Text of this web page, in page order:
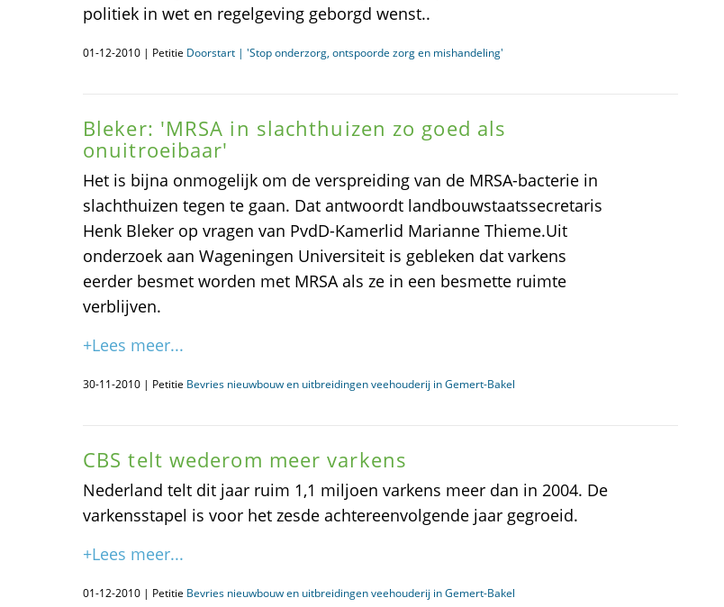
politiek in wet en regelgeving geborgd wenst..
01-12-2010 | Petitie Doorstart | 'Stop onderzorg, ontspoorde zorg en mishandeling'
Bleker: 'MRSA in slachthuizen zo goed als
onuitroeibaar'
Het is bijna onmogelijk om de verspreiding van de MRSA-bacterie in
slachthuizen tegen te gaan. Dat antwoordt landbouwstaatssecretaris
Henk Bleker op vragen van PvdD-Kamerlid Marianne Thieme.Uit
onderzoek aan Wageningen Universiteit is gebleken dat varkens
eerder besmet worden met MRSA als ze in een besmette ruimte
verblijven.
+Lees meer...
30-11-2010 | Petitie Bevries nieuwbouw en uitbreidingen veehouderij in Gemert-Bakel
CBS telt wederom meer varkens
Nederland telt dit jaar ruim 1,1 miljoen varkens meer dan in 2004. De
varkensstapel is voor het zesde achtereenvolgende jaar gegroeid.
+Lees meer...
01-12-2010 | Petitie Bevries nieuwbouw en uitbreidingen veehouderij in Gemert-Bakel